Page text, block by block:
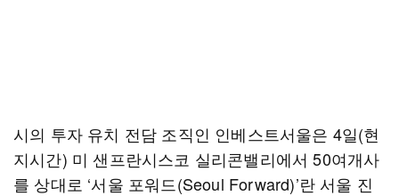
시의 투자 유치 전담 조직인 인베스트서울은 4일(현
지시간) 미 샌프란시스코 실리콘밸리에서 50여개사
를 상대로 ‘서울 포워드(Seoul Forward)’란 서울 진